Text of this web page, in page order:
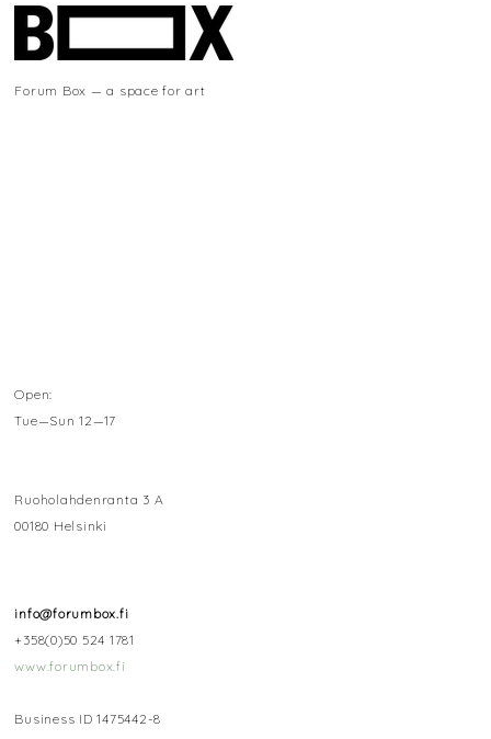
Forum Box — a space for art
Open:
Tue—Sun 12—17
Ruoholahdenranta 3 A
00180 Helsinki
info@forumbox.fi
+358(0)50 524 1781
www.forumbox.fi
Business ID 1475442-8